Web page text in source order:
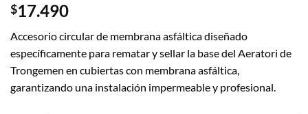
$17.490
Accesorio circular de membrana asfáltica diseñado
específicamente para rematar y sellar la base del Aeratori de
Trongemen en cubiertas con membrana asfáltica,
garantizando una instalación impermeable y profesional.